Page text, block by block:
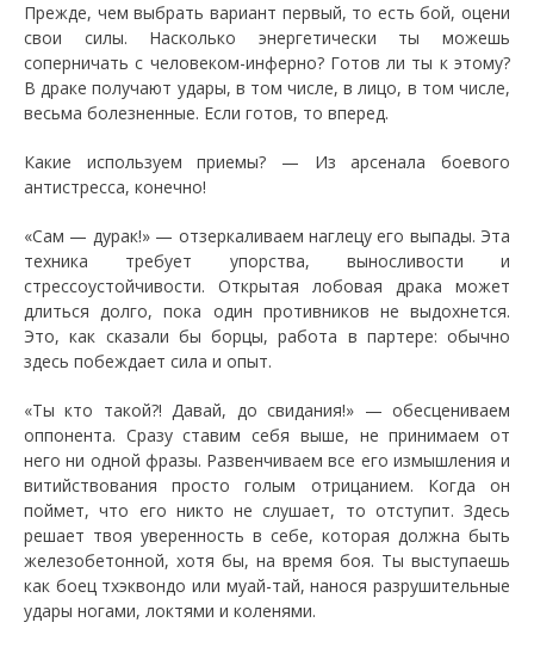
Прежде, чем выбрать вариант первый, то есть бой, оцени
свои силы. Насколько энергетически ты можешь
соперничать с человеком-инферно? Готов ли ты к этому?
В драке получают удары, в том числе, в лицо, в том числе,
весьма болезненные. Если готов, то вперед.
Какие используем приемы? — Из арсенала боевого
антистресса, конечно!
«Сам — дурак!» — отзеркаливаем наглецу его выпады. Эта
техника требует упорства, выносливости и
стрессоустойчивости. Открытая лобовая драка может
длиться долго, пока один противников не выдохнется.
Это, как сказали бы борцы, работа в партере: обычно
здесь побеждает сила и опыт.
«Ты кто такой?! Давай, до свидания!» — обесцениваем
оппонента. Сразу ставим себя выше, не принимаем от
него ни одной фразы. Развенчиваем все его измышления и
витийствования просто голым отрицанием. Когда он
поймет, что его никто не слушает, то отступит. Здесь
решает твоя уверенность в себе, которая должна быть
железобетонной, хотя бы, на время боя. Ты выступаешь
как боец тхэквондо или муай-тай, нанося разрушительные
удары ногами, локтями и коленями.